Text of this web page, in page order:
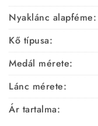
Nyaklánc alapféme:
Kő típusa:
Medál mérete:
Lánc mérete:
Ár tartalma: